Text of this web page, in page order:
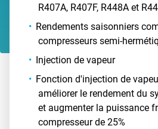
R407A, R407F, R448A et
Rendements saisonniers
compresseurs semi-
Injection de vapeur
Fonction d'injection de
améliorer le rendement du
et augmenter la puissance
compresseur de 25%